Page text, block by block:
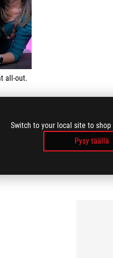
Switch to your local site to
Pysy täällä
all-out.